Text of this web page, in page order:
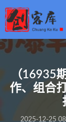
（16935
作、组合
2025-12-25